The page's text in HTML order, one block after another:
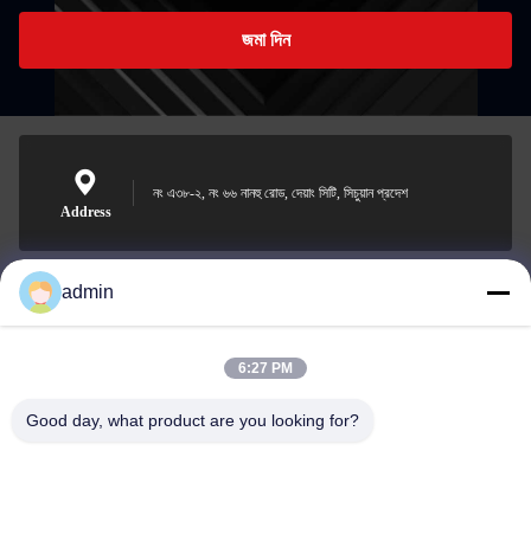
জমা দিন
Address
নং এ৩৮-২, নং ৬৬ নানহু রোড, দেয়াং সিটি, সিচুয়ান প্রদেশ
Nero@enlaibio.com
admin
6:27 PM
Good day, what product are you looking for?